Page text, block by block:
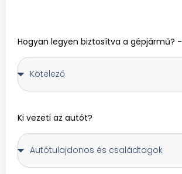
Hogyan legyen biztosítva a gépjármű? -
Ki vezeti az autót?